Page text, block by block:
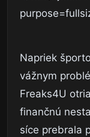
Napriek
vážnym
Freaks4U
finančnú
síce prebrala